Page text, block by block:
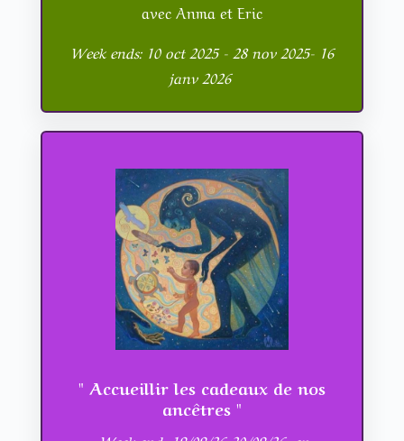
avec Anma et Eric
Week ends: 10 oct 2025 - 28 nov 2025- 16
janv 2026
" Accueillir les cadeaux de nos
ancêtres "